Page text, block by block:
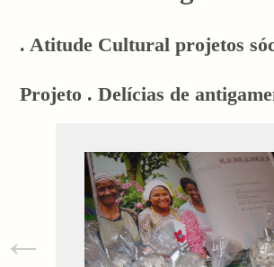
. Atitude Cultural projetos
Projeto . Delícias de
←